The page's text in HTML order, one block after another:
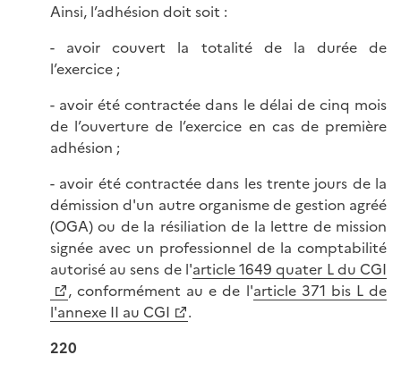
Ainsi, l’adhésion doit soit :
- avoir couvert la totalité de la durée de
l’exercice ;
- avoir été contractée dans le délai de cinq mois
de l’ouverture de l’exercice en cas de première
adhésion ;
- avoir été contractée dans les trente jours de la
démission d'un autre organisme de gestion agréé
(OGA) ou de la résiliation de la lettre de mission
signée avec un professionnel de la comptabilité
autorisé au sens de l'article 1649 quater L du CGI
, conformément au e de l'article 371 bis L de
l'annexe II au CGI
.
220